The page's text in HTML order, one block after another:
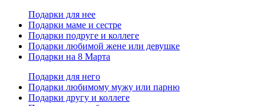
Подарки для нее
Подарки маме и сестре
Подарки подруге и коллеге
Подарки любимой жене или девушке
Подарки на 8 Марта
Подарки для него
Подарки любимому мужу или парню
Подарки другу и коллеге